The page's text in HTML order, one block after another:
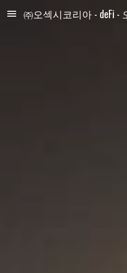
Skip to main content
㈜오섹시코리아 - deFi -